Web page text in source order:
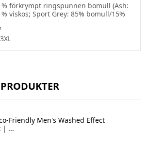
förkrympt ringspunnen bomull (Ash:
viskos; Sport Grey: 85% bomull/15%